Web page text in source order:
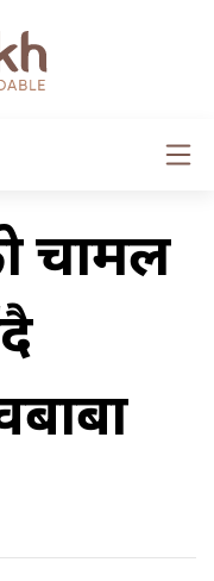
चामल